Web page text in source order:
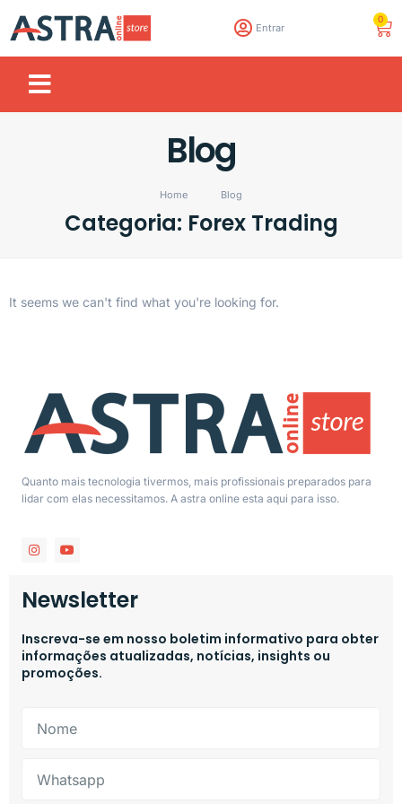
Entrar
0
Blog
Home Blog
Categoria: Forex Trading
It seems we can't find what you're looking for.
Quanto mais tecnologia tivermos, mais profissionais preparados para
lidar com elas necessitamos. A astra online esta aqui para isso.
Newsletter
Inscreva-se em nosso boletim informativo para obter
informações atualizadas, notícias, insights ou
promoções.